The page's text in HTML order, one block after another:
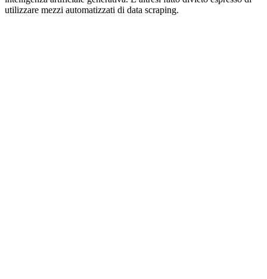
utilizzare mezzi automatizzati di data scraping.